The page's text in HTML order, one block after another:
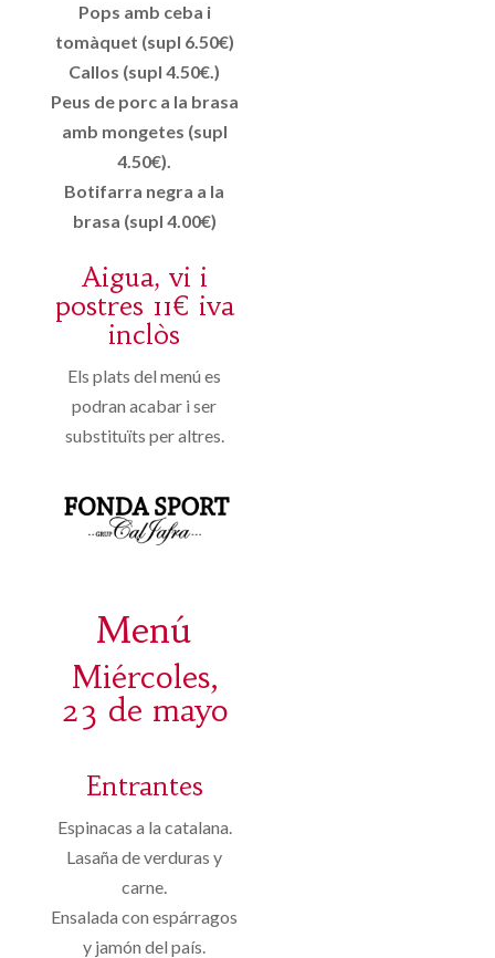
Pops amb ceba i
tomàquet (supl 6.50€)
Callos (supl 4.50€.)
Peus de porc a la brasa
amb mongetes (supl
4.50€).
Botifarra negra a la
brasa (supl 4.00€)
Aigua, vi i
postres 11€ iva
inclòs
Els plats del menú es
podran acabar i ser
substituïts per altres.
Menú
Miércoles,
23 de mayo
Entrantes
Espinacas a la catalana.
Lasaña de verduras y
carne.
Ensalada con espárragos
y jamón del país.